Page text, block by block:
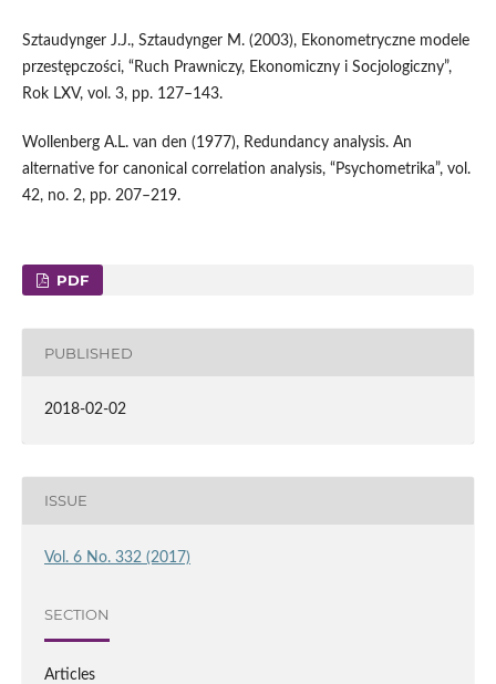
Sztaudynger J.J., Sztaudynger M. (2003), Ekonometryczne modele
przestępczości, “Ruch Prawniczy, Ekonomiczny i Socjologiczny”,
Rok LXV, vol. 3, pp. 127–143.
Wollenberg A.L. van den (1977), Redundancy analysis. An
alternative for canonical correlation analysis, “Psychometrika”, vol.
42, no. 2, pp. 207–219.
PDF
PUBLISHED
2018-02-02
ISSUE
Vol. 6 No. 332 (2017)
SECTION
Articles